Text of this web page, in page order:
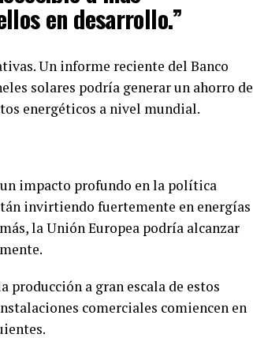
en desarrollo.”
Un informe reciente del Banco
solares podría generar un ahorro de
energéticos a nivel mundial.
impacto profundo en la política
invirtiendo fuertemente en energías
la Unión Europea podría alcanzar
a gran escala de estos
comerciales comiencen en